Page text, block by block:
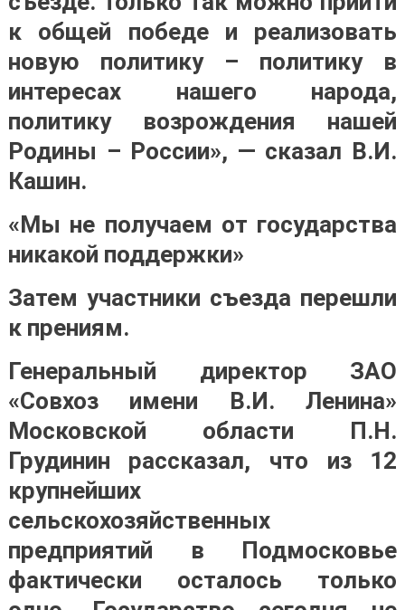
к общей победе и реализовать
новую политику – политику в
интересах нашего народа,
политику возрождения нашей
Родины – России», — сказал В.И.
Кашин.
«Мы не получаем от государства
никакой поддержки»
Затем участники съезда перешли
к прениям.
Генеральный директор ЗАО
«Совхоз имени В.И. Ленина»
Московской области П.Н.
Грудинин рассказал, что из 12
крупнейших
сельскохозяйственных
предприятий в Подмосковье
фактически осталось только